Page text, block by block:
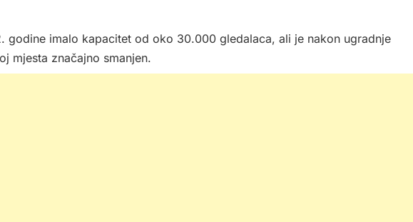
godine imalo kapacitet od oko 30.000 gledalaca, ali je nakon ugradnje
mjesta značajno smanjen.